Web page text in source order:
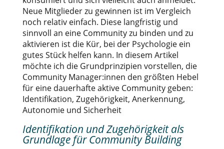
Neue Mitglieder zu gewinnen ist im Vergleich
noch relativ einfach. Diese langfristig und
sinnvoll an eine Community zu binden und zu
aktivieren ist die Kür, bei der Psychologie ein
gutes Stück helfen kann. In diesem Artikel
möchte ich die Grundprinzipien vorstellen, die
Community Manager:innen den größten Hebel
für eine dauerhafte aktive Community geben:
Identifikation, Zugehörigkeit, Anerkennung,
Autonomie und Sicherheit
Identifikation und Zugehörigkeit als
Grundlage für Community Building